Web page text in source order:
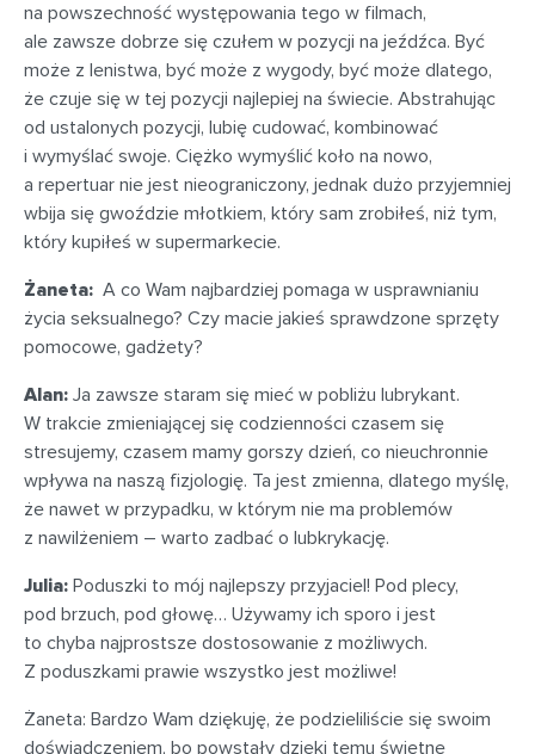
na powszechność występowania tego w filmach,
ale zawsze dobrze się czułem w pozycji na jeźdźca. Być
może z lenistwa, być może z wygody, być może dlatego,
że czuje się w tej pozycji najlepiej na świecie. Abstrahując
od ustalonych pozycji, lubię cudować, kombinować
i wymyślać swoje. Ciężko wymyślić koło na nowo,
a repertuar nie jest nieograniczony, jednak dużo przyjemniej
wbija się gwoździe młotkiem, który sam zrobiłeś, niż tym,
który kupiłeś w supermarkecie.
Żaneta: A co Wam najbardziej pomaga w usprawnianiu
życia seksualnego? Czy macie jakieś sprawdzone sprzęty
pomocowe, gadżety?
Alan: Ja zawsze staram się mieć w pobliżu lubrykant.
W trakcie zmieniającej się codzienności czasem się
stresujemy, czasem mamy gorszy dzień, co nieuchronnie
wpływa na naszą fizjologię. Ta jest zmienna, dlatego myślę,
że nawet w przypadku, w którym nie ma problemów
z nawilżeniem – warto zadbać o lubkrykację.
Julia: Poduszki to mój najlepszy przyjaciel! Pod plecy,
pod brzuch, pod głowę… Używamy ich sporo i jest
to chyba najprostsze dostosowanie z możliwych.
Z poduszkami prawie wszystko jest możliwe!
Żaneta: Bardzo Wam dziękuję, że podzieliliście się swoim
doświadczeniem, bo powstały dzięki temu świetne